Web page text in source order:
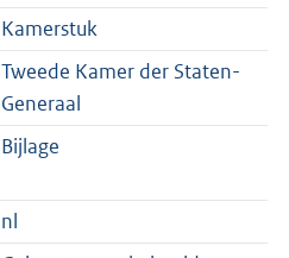
1
K
b
:
1
K
b
Kamerstuk
Tweede Kamer der Staten-
Generaal
Bijlage
nl